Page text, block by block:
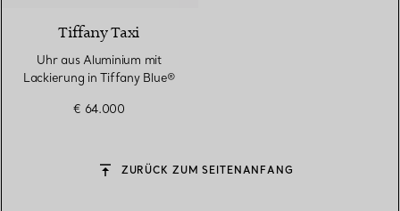
Tiffany Taxi
Uhr aus Aluminium mit
Lackierung in Tiffany Blue®
€ 64.000
ZURÜCK ZUM SEITENANFANG